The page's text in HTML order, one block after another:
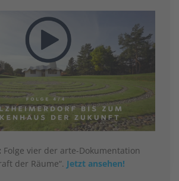
Folge vier der arte-Dokumentation
der Räume“. Jetzt ansehen!